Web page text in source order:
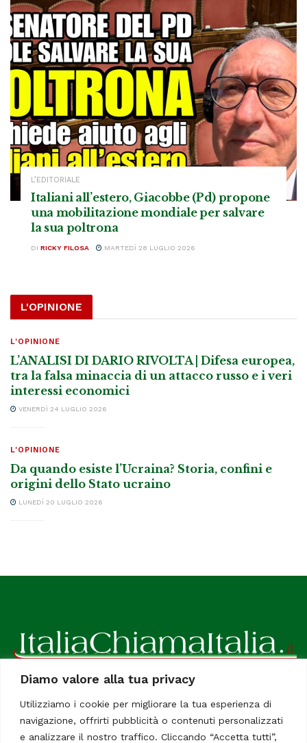
Diamo valore alla tua privacy
Utilizziamo i cookie per migliorare la tua esperienza di
navigazione, offrirti pubblicità o contenuti personalizzati
e analizzare il nostro traffico. Cliccando “Accetta tutti”,
L’EDITORIALE
Italiani all’estero, Giacobbe (Pd) propone
una mobilitazione mondiale per salvare
la sua poltrona
DI RICKY FILOSA MARTEDÌ 28 LUGLIO 2026
L'OPINIONE
L'OPINIONE
L’ANALISI DI DARIO RIVOLTA | Difesa europea,
tra la falsa minaccia di un attacco russo e i veri
interessi economici
VENERDÌ 24 LUGLIO 2026
L'OPINIONE
Da quando esiste l’Ucraina? Storia, confini e
origini dello Stato ucraino
LUNEDÌ 20 LUGLIO 2026
ItaliaChiamaItalia, il TUO quotidiano online preferito.
Dedicato in particolare a tutti gli italiani residenti all'estero.
Tutti i diritti sono riservati. Quotidiano online indipendente